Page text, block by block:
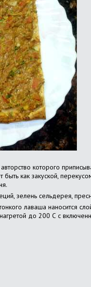
которого
быть как закуской,
зелень сельдерея,
лаваша наносится
до 200 С с